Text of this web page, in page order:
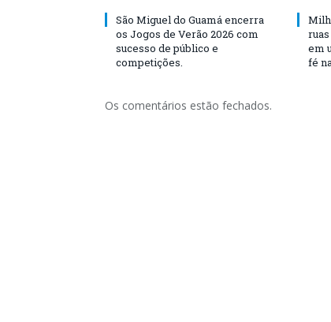
São Miguel do Guamá encerra
os Jogos de Verão 2026 com
sucesso de público e
competições.
em
fé
Os comentários estão fechados.